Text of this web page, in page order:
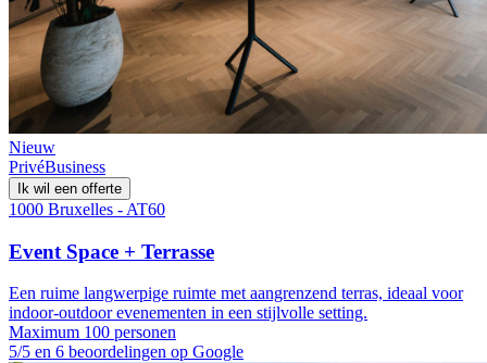
Nieuw
PrivéBusiness
Ik wil een offerte
1000 Bruxelles - AT60
Event Space + Terrasse
Een ruime langwerpige ruimte met aangrenzend terras, ideaal voor
indoor-outdoor evenementen in een stijlvolle setting.
Maximum 100 personen
5/5 en 6 beoordelingen op Google